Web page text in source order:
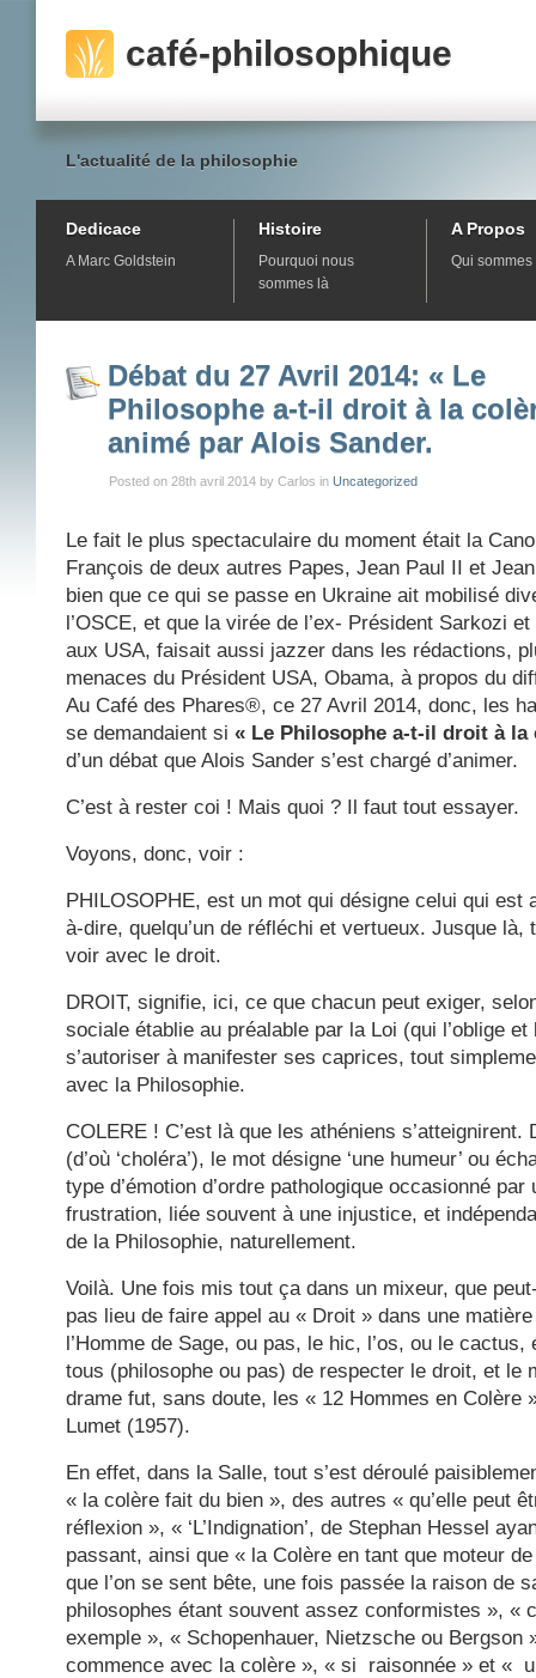
café-philosophique
L'actualité de la philosophie
Dedicace
A Marc Goldstein
Histoire
Pourquoi nous
sommes là
A Propos
Qui sommes
Débat du 27 Avril 2014: « Le
Philosophe a-t-il droit à la
animé par Alois Sander.
Posted on 28th avril 2014 by Carlos in Uncategorized
Le fait le plus spectaculaire du moment était la
François de deux autres Papes, Jean Paul II et
bien que ce qui se passe en Ukraine ait mobilisé
l’OSCE, et que la virée de l’ex- Président Sarkozi
aux USA, faisait aussi jazzer dans les rédactions,
menaces du Président USA, Obama, à propos du
Au Café des Phares®, ce 27 Avril 2014, donc, les
se demandaient si « Le Philosophe a-t-il droit à la
d’un débat que Alois Sander s’est chargé d’animer.
C’est à rester coi ! Mais quoi ? Il faut tout essayer.
Voyons, donc, voir :
PHILOSOPHE, est un mot qui désigne celui qui est
à-dire, quelqu’un de réfléchi et vertueux. Jusque
voir avec le droit.
DROIT, signifie, ici, ce que chacun peut exiger,
sociale établie au préalable par la Loi (qui l’oblige
s’autoriser à manifester ses caprices, tout
avec la Philosophie.
COLERE ! C’est là que les athéniens
(d’où ‘choléra’), le mot désigne ‘une humeur’ ou
type d’émotion d’ordre pathologique occasionné par
frustration, liée souvent à une injustice, et
de la Philosophie, naturellement.
Voilà. Une fois mis tout ça dans un mixeur, que
pas lieu de faire appel au « Droit » dans une
l’Homme de Sage, ou pas, le hic, l’os, ou le cactus,
tous (philosophe ou pas) de respecter le droit, et le
drame fut, sans doute, les « 12 Hommes en Colère
Lumet (1957).
En effet, dans la Salle, tout s’est déroulé
« la colère fait du bien », des autres « qu’elle peut
réflexion », « ‘L’Indignation’, de Stephan Hessel
passant, ainsi que « la Colère en tant que moteur
que l’on se sent bête, une fois passée la raison de
philosophes étant souvent assez conformistes », «
exemple », « Schopenhauer, Nietzsche ou Bergson
commence avec la colère », « si raisonnée » et «